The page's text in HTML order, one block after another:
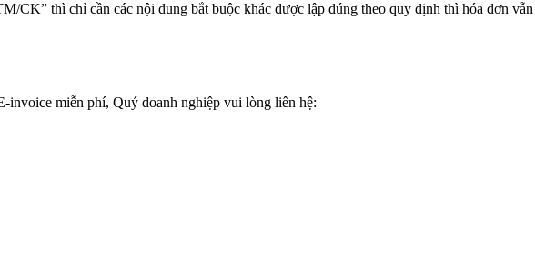
CK” thì chỉ cần các nội dung bắt buộc khác được lập đúng theo quy định thì hóa đơn
invoice miễn phí, Quý doanh nghiệp vui lòng liên hệ: